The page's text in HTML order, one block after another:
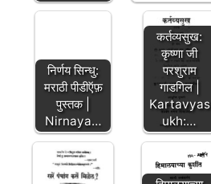
निर्णय सिन्धु:
मराठी पीडीऍफ़
पुस्तक |
Nirnaya…
कर्तव्यसुख:
कृष्णा जी
परशुराम
गाडगिल |
Kartavyas
ukh:…